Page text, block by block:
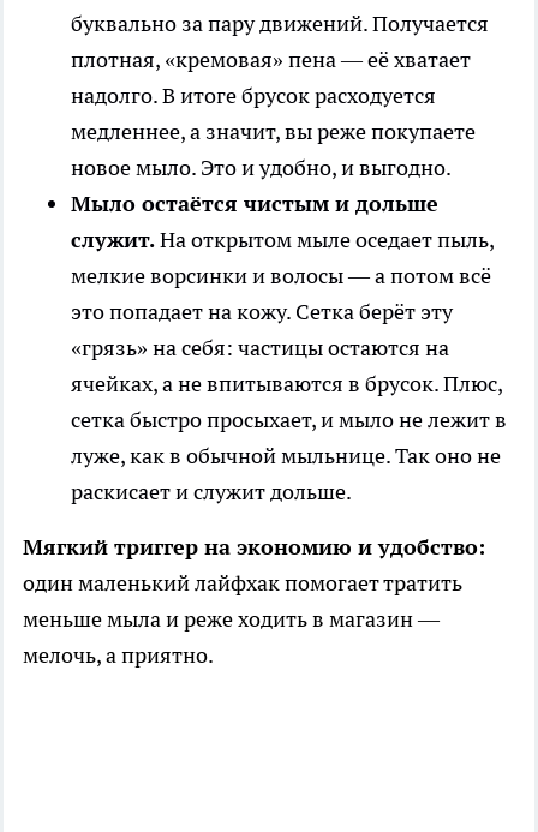
буквально за пару движений. Получается
плотная, «кремовая» пена — её хватает
надолго. В итоге брусок расходуется
медленнее, а значит, вы реже покупаете
новое мыло. Это и удобно, и выгодно.
Мыло остаётся чистым и дольше
служит.На открытом мыле оседает пыль,
мелкие ворсинки и волосы — а потом всё
это попадает на кожу. Сетка берёт эту
«грязь» на себя: частицы остаются на
ячейках, а не впитываются в брусок. Плюс,
сетка быстро просыхает, и мыло не лежит в
луже, как в обычной мыльнице. Так оно не
раскисает и служит дольше.
Мягкий триггер на экономию и удобство:
один маленький лайфхак помогает тратить
меньше мыла и реже ходить в магазин —
мелочь, а приятно.